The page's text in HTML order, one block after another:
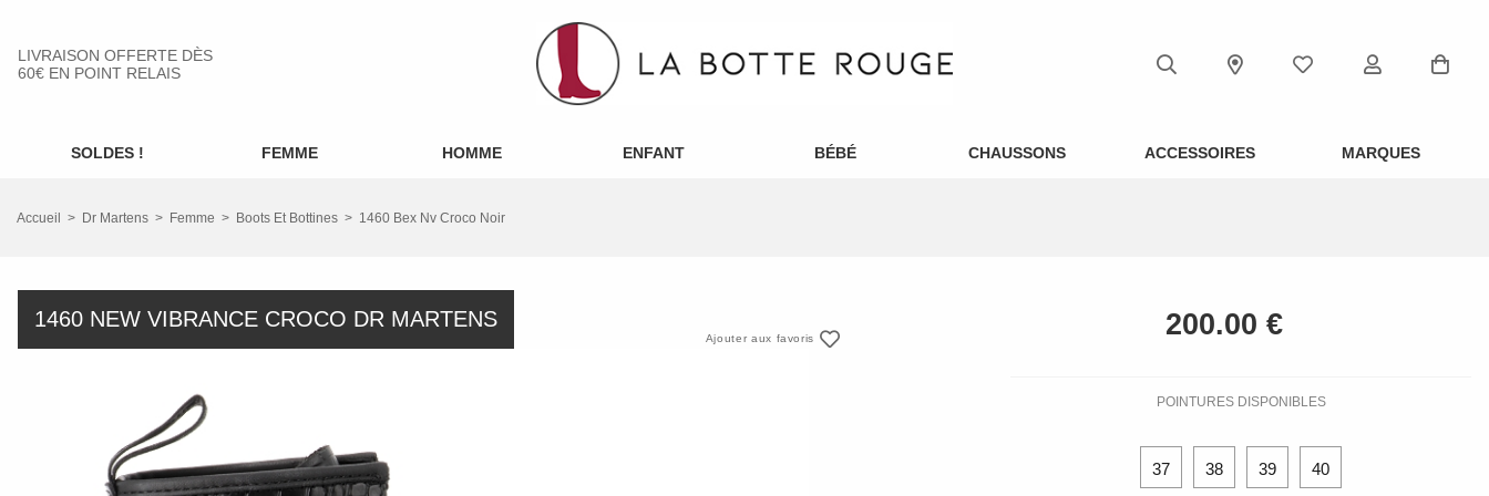
LIVRAISON OFFERTE DÈS
60€ EN POINT RELAIS
SOLDES ! FEMME HOMME ENFANT BÉBÉ CHAUSSONS ACCESSOIRES MARQUES
Accueil Dr Martens Femme Boots Et Bottines 1460 Bex Nv Croco Noir
1460 NEW VIBRANCE CROCO DR MARTENS
Ajouter aux favoris
POINTURES DISPONIBLES
37 38 39 40